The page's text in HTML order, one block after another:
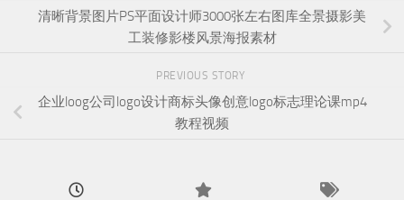
清晰背景图片PS平面设计师3000张左右图库全景摄影美
工装修影楼风景海报素材
PREVIOUS STORY
企业loog公司logo设计商标头像创意logo标志理论课mp4
教程视频